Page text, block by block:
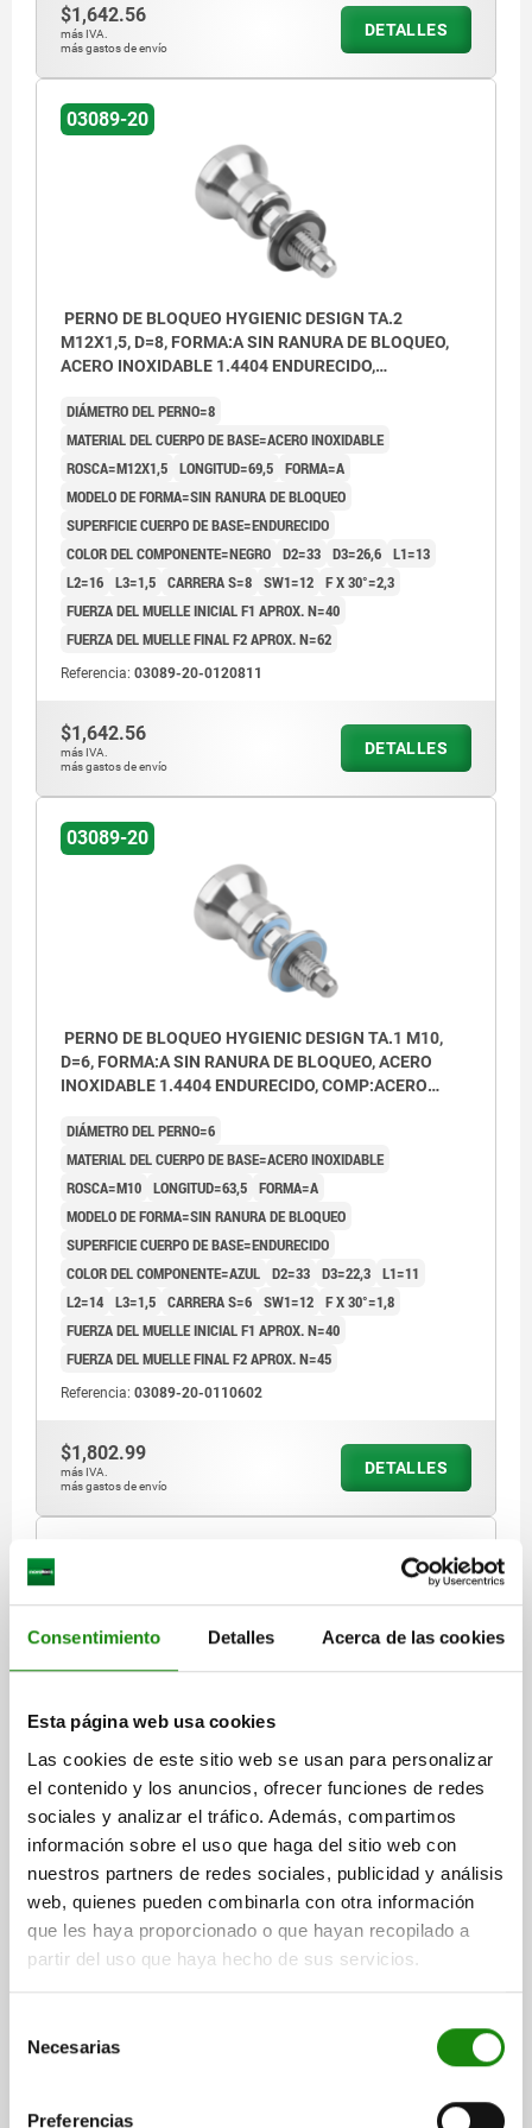
Consentimiento Detalles Acerca de las cookies
Esta página web usa cookies
Las cookies de este sitio web se usan para personalizar
el contenido y los anuncios, ofrecer funciones de redes
sociales y analizar el tráfico. Además, compartimos
información sobre el uso que haga del sitio web con
nuestros partners de redes sociales, publicidad y análisis
web, quienes pueden combinarla con otra información
que les haya proporcionado o que hayan recopilado a
partir del uso que haya hecho de sus servicios.
Necesarias
Preferencias
$1,642.56
más IVA.
más gastos de envío
DETALLES
03089-20
PERNO DE BLOQUEO HYGIENIC DESIGN TA.2
M12X1,5, D=8, FORMA:A SIN RANURA DE BLOQUEO,
ACERO INOXIDABLE 1.4404 ENDURECIDO,
DIÁMETRO DEL PERNO=8
MATERIAL DEL CUERPO DE BASE=ACERO INOXIDABLE
ROSCA=M12X1,5 LONGITUD=69,5 FORMA=A
MODELO DE FORMA=SIN RANURA DE BLOQUEO
SUPERFICIE CUERPO DE BASE=ENDURECIDO
COLOR DEL COMPONENTE=NEGRO D2=33 D3=26,6 L1=13
L2=16 L3=1,5 CARRERA S=8 SW1=12 F X 30°=2,3
FUERZA DEL MUELLE INICIAL F1 APROX. N=40
FUERZA DEL MUELLE FINAL F2 APROX. N=62
Referencia: 03089-20-0120811
$1,642.56
más IVA.
más gastos de envío
DETALLES
03089-20
PERNO DE BLOQUEO HYGIENIC DESIGN TA.1 M10,
D=6, FORMA:A SIN RANURA DE BLOQUEO, ACERO
INOXIDABLE 1.4404 ENDURECIDO, COMP:ACERO
DIÁMETRO DEL PERNO=6
MATERIAL DEL CUERPO DE BASE=ACERO INOXIDABLE
ROSCA=M10 LONGITUD=63,5 FORMA=A
MODELO DE FORMA=SIN RANURA DE BLOQUEO
SUPERFICIE CUERPO DE BASE=ENDURECIDO
COLOR DEL COMPONENTE=AZUL D2=33 D3=22,3 L1=11
L2=14 L3=1,5 CARRERA S=6 SW1=12 F X 30°=1,8
FUERZA DEL MUELLE INICIAL F1 APROX. N=40
FUERZA DEL MUELLE FINAL F2 APROX. N=45
Referencia: 03089-20-0110602
$1,802.99
más IVA.
más gastos de envío
DETALLES
PERNO DE BLOQUEO HYGIENIC DESIGN TA.1 M10X1,
D=6, FORMA:A SIN RANURA DE BLOQUEO, ACERO
INOXIDABLE 1.4404 ENDURECIDO, COMP:ACERO
INOXIDABLE AZUL
DIÁMETRO DEL PERNO=6
MATERIAL DEL CUERPO DE BASE=ACERO INOXIDABLE
ROSCA=M10X1 LONGITUD=63,5 FORMA=A
MODELO DE FORMA=SIN RANURA DE BLOQUEO
SUPERFICIE CUERPO DE BASE=ENDURECIDO
COLOR DEL COMPONENTE=AZUL D2=33 D3=22,3 L1=11
FUERZA DEL MUELLE INICIAL F1 APROX. N=40
Referencia: